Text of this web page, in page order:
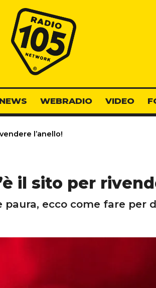
Radio 105
NEWS WEBRADIO VIDEO
l’anello!
il sito per
paura, ecco come fare